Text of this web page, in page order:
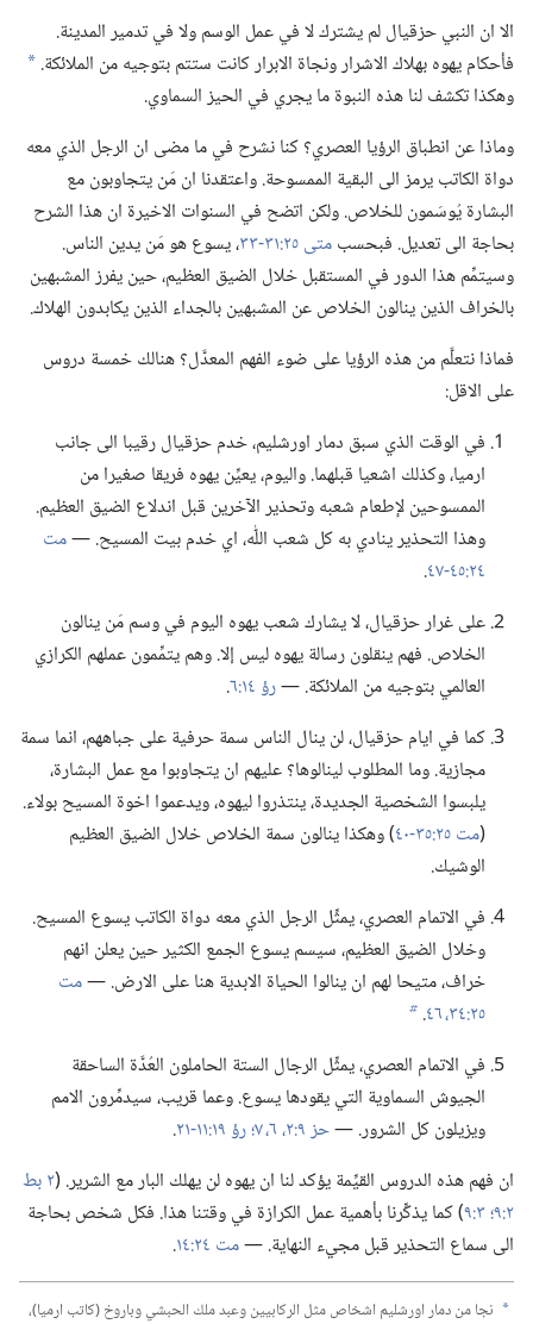
الا ان النبي حزقيال لم يشترك لا في عمل الوسم ولا في تدمير المدينة.‏
فأحكام يهوه بهلاك الاشرار ونجاة الابرار كانت ستتم بتوجيه من الملائكة.‏ a
وهكذا تكشف لنا هذه النبوة ما يجري في الحيز السماوي.‏
وماذا عن انطباق الرؤيا العصري؟‏ كنا نشرح في ما مضى ان الرجل الذي معه
دواة الكاتب يرمز الى البقية الممسوحة.‏ واعتقدنا ان مَن يتجاوبون مع
البشارة يُوسَمون للخلاص.‏ ولكن اتضح في السنوات الاخيرة ان هذا الشرح
بحاجة الى تعديل.‏ فبحسبمتى ٢٥:‏٣١-‏٣٣
‏،‏ يسوع هو مَن يدين الناس.‏
وسيتمِّم هذا الدور في المستقبل خلال الضيق العظيم،‏ حين يفرز المشبهين
بالخراف الذين ينالون الخلاص عن المشبهين بالجداء الذين يكابدون الهلاك.‏
فماذا نتعلَّم من هذه الرؤيا على ضوء الفهم المعدَّل؟‏ هنالك خمسة دروس
على الاقل:‏
في الوقت الذي سبق دمار اورشليم،‏ خدم حزقيال رقيبا الى جانب
ارميا،‏ وكذلك اشعيا قبلهما.‏ واليوم،‏ يعيِّن يهوه فريقا صغيرا من
الممسوحين لإطعام شعبه وتحذير الآخرين قبل اندلاع الضيق العظيم.‏
وهذا التحذير ينادي به كل شعب اللّٰه،‏ اي خدم بيت المسيح.‏ —‏مت
٢٤:‏٤٥-‏٤٧
‏.‏
على غرار حزقيال،‏ لا يشارك شعب يهوه اليوم في وسم مَن ينالون
الخلاص.‏ فهم ينقلون رسالة يهوه ليس إلا.‏ وهم يتمِّمون عملهم الكرازي
العالمي بتوجيه من الملائكة.‏ —‏رؤ ١٤:‏٦
‏.‏
كما في ايام حزقيال،‏ لن ينال الناس سمة حرفية على جباههم،‏ انما سمة
مجازية.‏ وما المطلوب لينالوها؟‏ عليهم ان يتجاوبوا مع عمل البشارة،‏
يلبسوا الشخصية الجديدة،‏ ينتذروا ليهوه،‏ ويدعموا اخوة المسيح بولاء.‏
(‏مت ٢٥:‏٣٥-‏٤٠
‏)‏ وهكذا ينالون سمة الخلاص خلال الضيق العظيم
الوشيك.‏
في الاتمام العصري،‏ يمثِّل الرجل الذي معه دواة الكاتب يسوع المسيح.‏
وخلال الضيق العظيم،‏ سيسم يسوع الجمع الكثير حين يعلن انهم
خراف،‏ متيحا لهم ان ينالوا الحياة الابدية هنا على الارض.‏ —‏مت
٢٥:‏٣٤،‏
‏.‏
b
في الاتمام العصري،‏ يمثِّل الرجال الستة الحاملون العُدَّة الساحقة
الجيوش السماوية التي يقودها يسوع.‏ وعما قريب،‏ سيدمِّرون الامم
ويزيلون كل الشرور.‏ —‏حز ٩:‏٢،‏ رؤ ١٩:‏١١-‏٢١
‏.‏
ان فهم هذه الدروس القيِّمة يؤكد لنا ان يهوه لن يهلك البار مع الشرير.‏ (‏ ٢ بط
٢:‏٩؛‏
‏)‏ كما يذكِّرنا بأهمية عمل الكرازة في وقتنا هذا.‏ فكل شخص بحاجة
الى سماع التحذير قبل مجيء النهاية.‏ —‏مت ٢٤:‏١٤ ‏.‏
a نجا من دمار اورشليم اشخاص مثل الركابيين وعبد ملك الحبشي وباروخ (‏كاتب ارميا)‏،‏